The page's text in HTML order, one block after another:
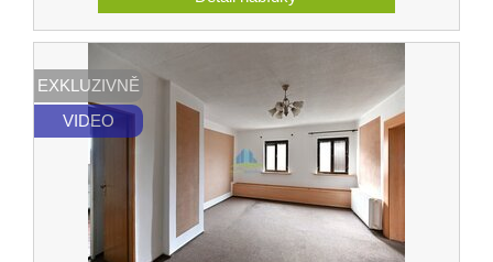
EXKLUZIVNĚ
VIDEO